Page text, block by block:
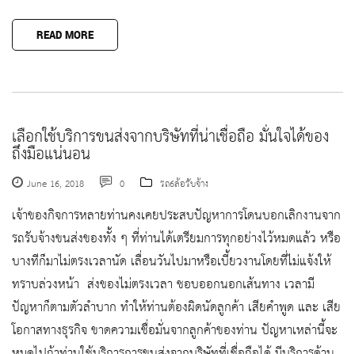
READ MORE
เลือกใช้บริการขนส่งจากบริษัทที่น่าเชื่อถือ มั่นใจได้ของ
ถึงมือแน่นอน
June 16, 2018 0 รถ6ล้อรับจ้าง
เจ้าของกิจการหลายท่านคงเคยประสบปัญหาการโดนบอกเลิกงานจาก
รถรับจ้างขนส่งของทั้ง ๆ ที่ท่านได้เตรียมการทุกอย่างไว้หมดแล้ว หรือ
บางทีก็มาไม่ตรงเวลานัด เลื่อนวันไปมาหรือเบี้ยวงานโดยที่ไม่แจ้งให้
ทราบล่วงหน้า ส่งของไม่ตรงเวลา ชอบออกนอกเส้นทาง เวลามี
ปัญหาก็ตามตัวลำบาก ทำให้ท่านต้องผิดนัดลูกค้า เสียคำพูด และ เสีย
โอกาสทางธุรกิจ ขาดความเชื่อมั่นจากลูกค้าของท่าน ปัญหาเหล่านี้จะ